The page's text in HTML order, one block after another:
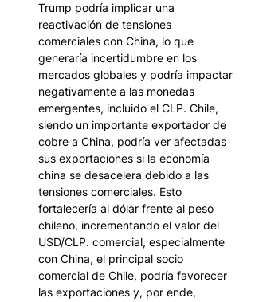
Trump podría implicar una
reactivación de tensiones
comerciales con China, lo que
generaría incertidumbre en los
mercados globales y podría impactar
negativamente a las monedas
emergentes, incluido el CLP. Chile,
siendo un importante exportador de
cobre a China, podría ver afectadas
sus exportaciones si la economía
china se desacelera debido a las
tensiones comerciales. Esto
fortalecería al dólar frente al peso
chileno, incrementando el valor del
USD/CLP. comercial, especialmente
con China, el principal socio
comercial de Chile, podría favorecer
las exportaciones y, por ende,